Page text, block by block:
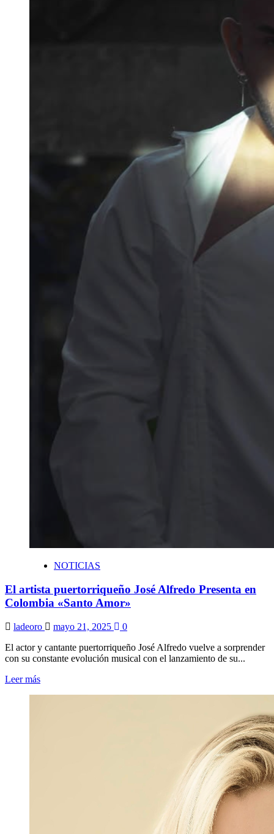
NOTICIAS
El artista puertorriqueño José Alfredo Presenta en
Colombia «Santo Amor»
ladeoro mayo 21, 2025
0
El actor y cantante puertorriqueño José Alfredo vuelve a sorprender
con su constante evolución musical con el lanzamiento de su...
Leer más